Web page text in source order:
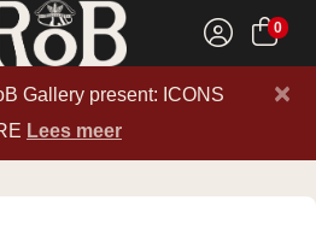
0
Gallery present: ICONS
Lees meer
×